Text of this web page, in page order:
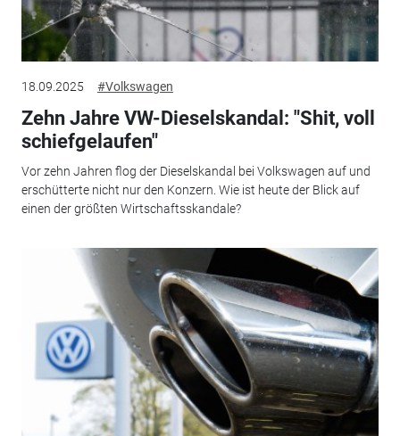
18.09.2025 #Volkswagen
Zehn Jahre VW-Dieselskandal: "Shit, voll
schiefgelaufen"
Vor zehn Jahren flog der Dieselskandal bei Volkswagen auf und
erschütterte nicht nur den Konzern. Wie ist heute der Blick auf
einen der größten Wirtschaftsskandale?